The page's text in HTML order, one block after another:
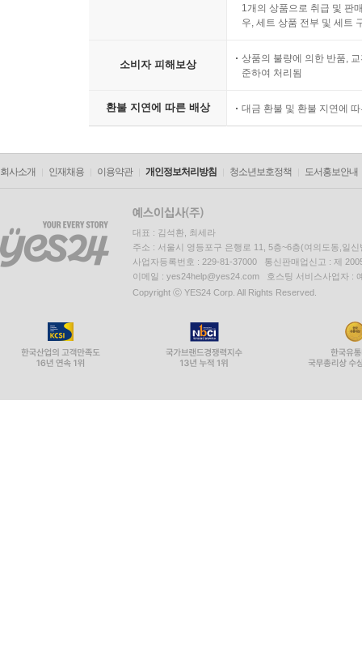
1개의 상품으로 취급 및 판
우, 세트 상품 전부 및 세트
소비자 피해보상
상품의 불량에 의한 반품,
준하여 처리됨
환불 지연에 따른 배상 대금 환불 및 환불 지연에
회사소개 인재채용 이용약관 개인정보처리방침 청소년보호정책 도서홍보안내
대표 : 김석환, 최세라
주소 : 서울시 영등포구 은행로 11, 5층~6층(여의도동,일신
사업자등록번호 : 229-81-37000 통신판매업신고 : 제
이메일 : yes24help@yes24.com 호스팅 서비스사업자 :
Copyright ⓒ YES24 Corp. All Rights Reserved.